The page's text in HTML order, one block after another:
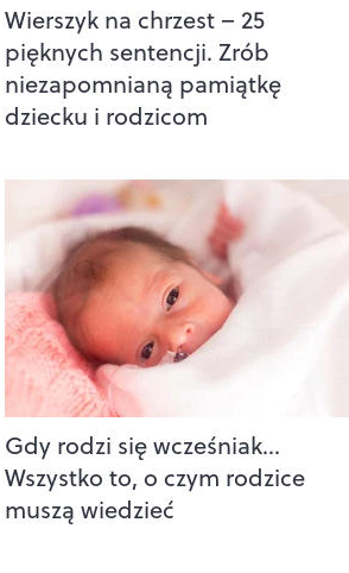
Wierszyk na chrzest – 25
pięknych sentencji. Zrób
niezapomnianą pamiątkę
dziecku i rodzicom
Gdy rodzi się wcześniak…
Wszystko to, o czym rodzice
muszą wiedzieć